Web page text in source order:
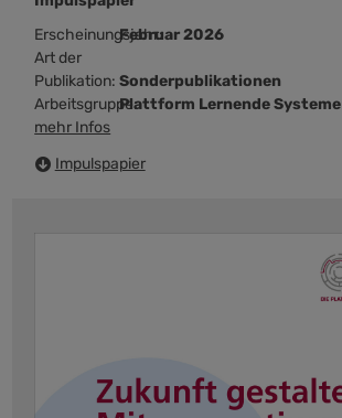
Erscheinungsjahr:Februar 2026
Art der
Publikation: Sonderpublikationen
Arbeitsgruppe:Plattform Lernende Systeme
mehr Infos
Impulspapier